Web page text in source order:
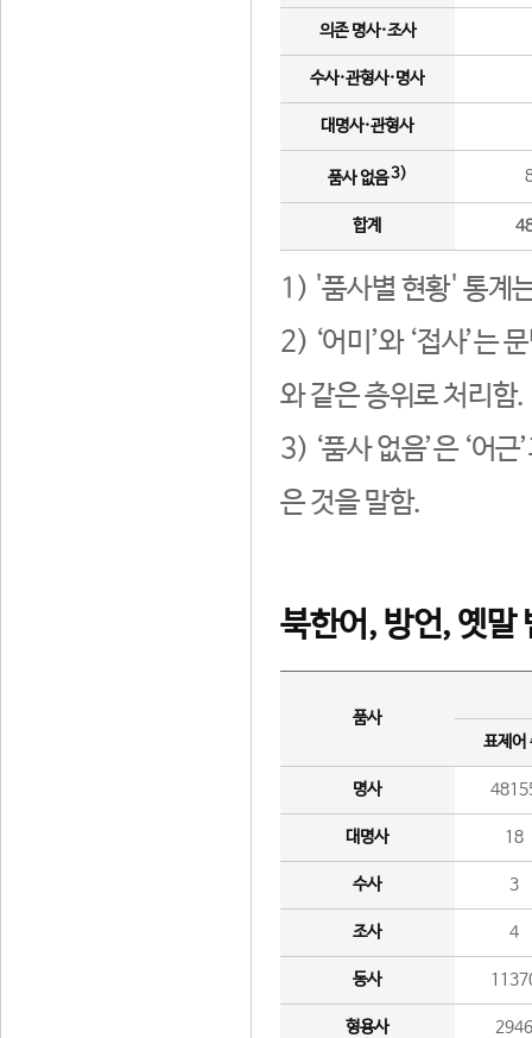
의존 명사·조사
수사·관형사·명사
대명사·관형사
품사 없음3)
합계
1) '품사별 현황' 통계
2) ‘어미’와 ‘접사’는
와 같은 층위로 처리함.
3) ‘품사 없음’은 ‘어
은 것을 말함.
북한어, 방언, 옛말
품사
표제어
명사
대명사 18
수사 3
조사 4
동사
형용사 2946